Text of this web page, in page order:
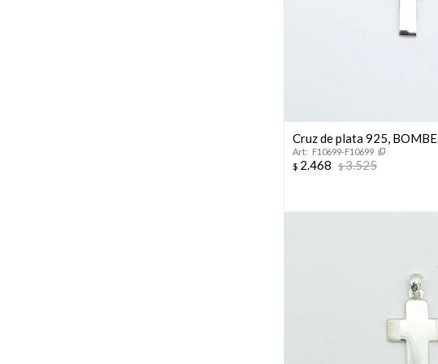
Cruz de plata 925, BOMBE.
F10699-F10699
$ 2.468 $3.525